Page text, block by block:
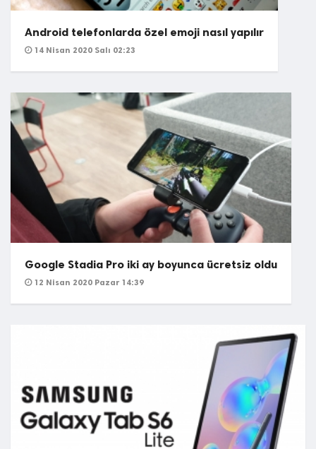
Android telefonlarda özel emoji nasıl yapılır
14 Nisan 2020 Salı 02:23
Google Stadia Pro iki ay boyunca ücretsiz oldu
12 Nisan 2020 Pazar 14:39